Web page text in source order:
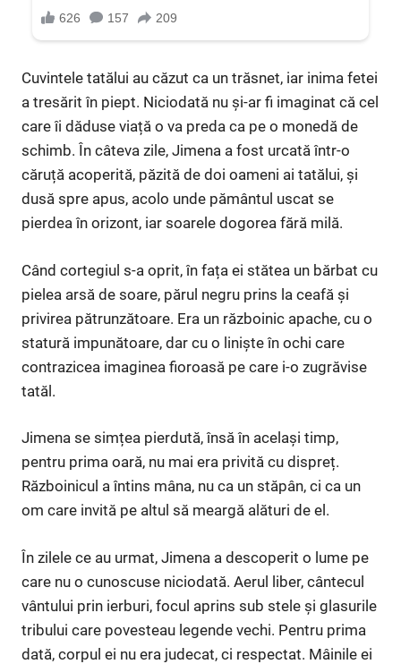
Cuvintele tatălui au căzut ca un trăsnet, iar inima fetei
a tresărit în piept. Niciodată nu și-ar fi imaginat că cel
care îi dăduse viață o va preda ca pe o monedă de
schimb. În câteva zile, Jimena a fost urcată într-o
căruță acoperită, păzită de doi oameni ai tatălui, și
dusă spre apus, acolo unde pământul uscat se
pierdea în orizont, iar soarele dogorea fără milă.
Când cortegiul s-a oprit, în fața ei stătea un bărbat cu
pielea arsă de soare, părul negru prins la ceafă și
privirea pătrunzătoare. Era un războinic apache, cu o
statură impunătoare, dar cu o liniște în ochi care
contrazicea imaginea fioroasă pe care i-o zugrăvise
tatăl.
Jimena se simțea pierdută, însă în același timp,
pentru prima oară, nu mai era privită cu dispreț.
Războinicul a întins mâna, nu ca un stăpân, ci ca un
om care invită pe altul să meargă alături de el.
În zilele ce au urmat, Jimena a descoperit o lume pe
care nu o cunoscuse niciodată. Aerul liber, cântecul
vântului prin ierburi, focul aprins sub stele și glasurile
tribului care povesteau legende vechi. Pentru prima
dată, corpul ei nu era judecat, ci respectat. Mâinile ei